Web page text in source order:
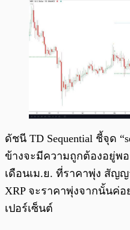
ดัชนี TD Sequential ชี้จุด
ข้างจะมีความถูกต้องอยู่พ
เดือนเม.ย. ที่ราคาพุ่ง สั
XRP จะราคาพุ่งจากนั้นค่
เปอร์เซ็นต์